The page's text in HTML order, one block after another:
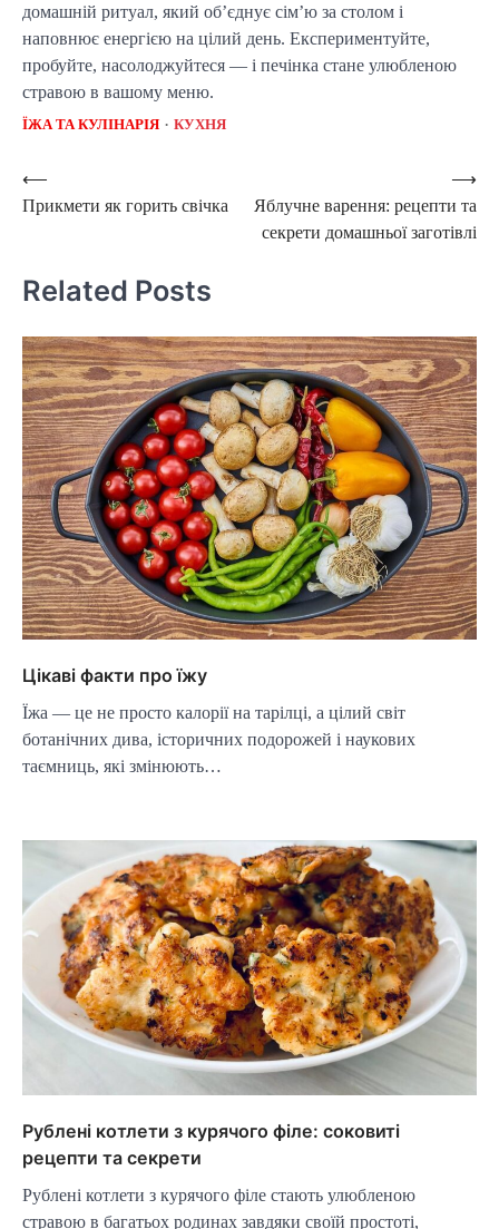
домашній ритуал, який об’єднує сім’ю за столом і
наповнює енергією на цілий день. Експериментуйте,
пробуйте, насолоджуйтеся — і печінка стане улюбленою
стравою в вашому меню.
ЇЖА ТА КУЛІНАРІЯ КУХНЯ
Post
navigation
⟵
Прикмети як горить свічка
Яблучне варення: рецепти та
секрети домашньої заготівлі
⟶
Related Posts
Цікаві факти про їжу
Їжа — це не просто калорії на тарілці, а цілий світ
ботанічних дива, історичних подорожей і наукових
таємниць, які змінюють…
Рублені котлети з курячого філе: соковиті
рецепти та секрети
Рублені котлети з курячого філе стають улюбленою
стравою в багатьох родинах завдяки своїй простоті,